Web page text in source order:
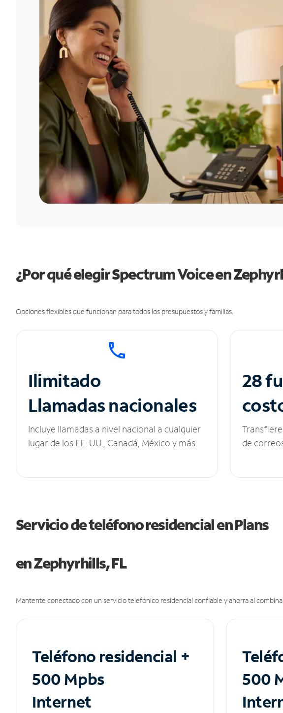
¿Por qué elegir Spectrum Voice en
Opciones flexibles que funcionan para todos los presupuestos y familias.
Ilimitado
Llamadas nacionales
Incluye llamadas a nivel nacional a cualquier
lugar de los EE. UU., Canadá, México y más.
28
de
Servicio de teléfono residencial en Plans
en Zephyrhills, FL
Mantente conectado con un servicio telefónico residencial confiable y ahorra al
Teléfono residencial +
500 Mpbs
Internet
500